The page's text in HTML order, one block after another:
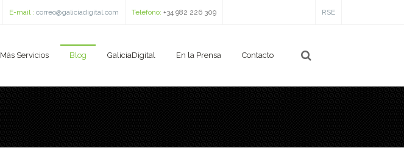
E-mail : correo@galiciadigital.com Teléfono: +34 982 226 309 RSE
Más Servicios Blog GaliciaDigital En la Prensa Contacto